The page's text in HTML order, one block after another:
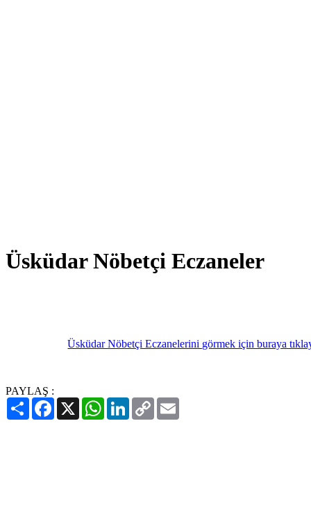
Üsküdar Nöbetçi Eczaneler
Üsküdar Nöbetçi Eczanelerini görmek için buraya
PAYLAŞ :
PaylaşFacebook
X WhatsAppLinkedIn
Copy
Link